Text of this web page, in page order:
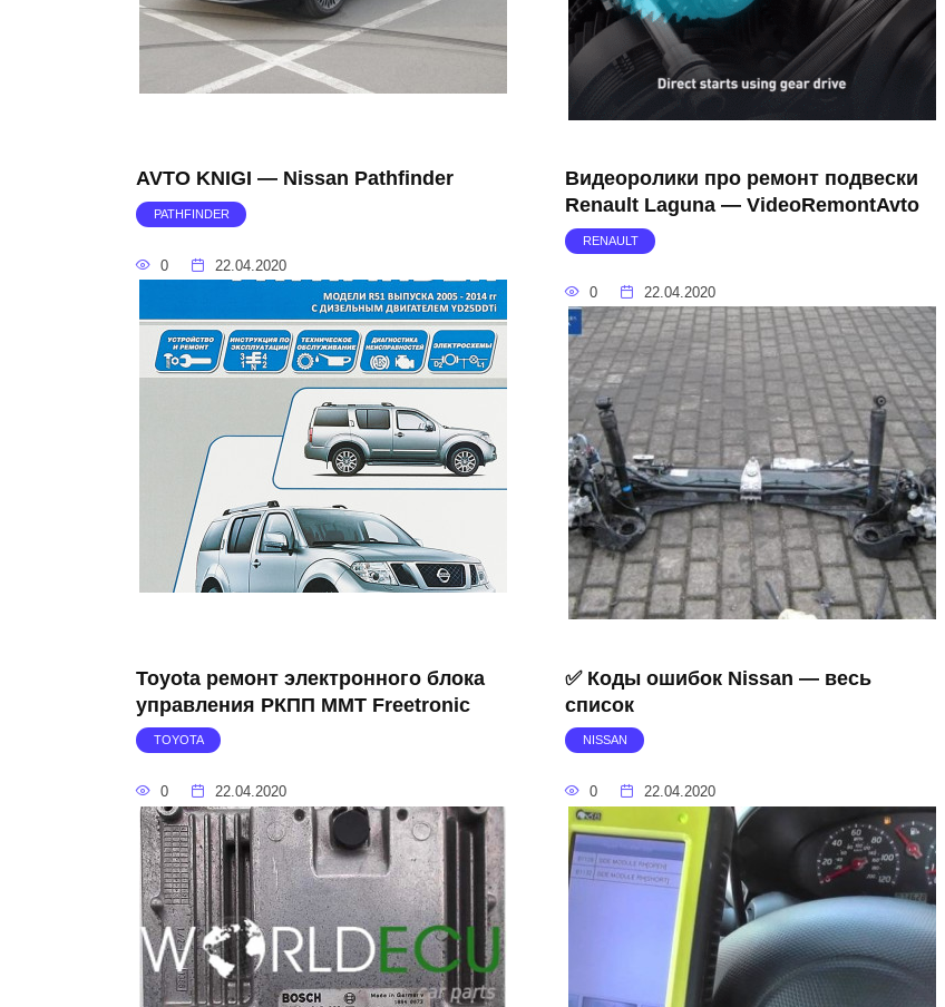
AVTO KNIGI — Nissan Pathfinder
PATHFINDER
0 22.04.2020
Видеоролики про ремонт подвески
Renault Laguna — VideoRemontAvto
RENAULT
0 22.04.2020
Toyota ремонт электронного блока
управления РКПП MMT Freetronic
TOYOTA
0 22.04.2020
✅ Коды ошибок Nissan — весь
список
NISSAN
0 22.04.2020